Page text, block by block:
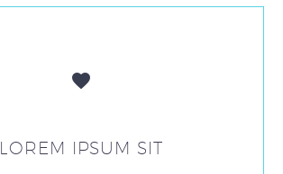


LOREM IPSUM SIT